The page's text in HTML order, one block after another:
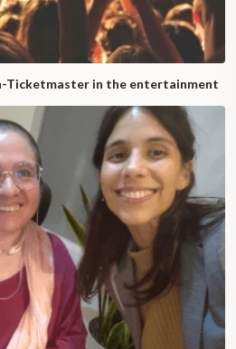
Ticketmaster in the entertainment